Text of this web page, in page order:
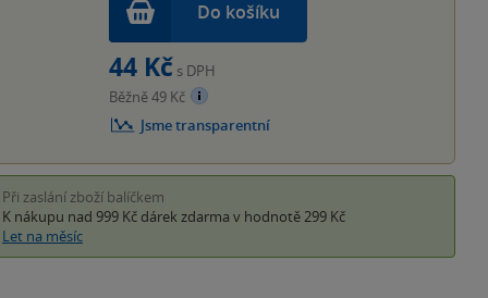
Do košíku
44 Kč s DPH
Běžně 49 Kč
Jsme transparentní
Při zaslání zboží balíčkem
K nákupu nad 999 Kč dárek zdarma v hodnotě 299 Kč
Let na měsíc